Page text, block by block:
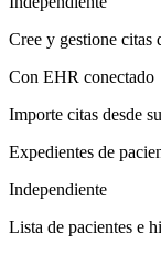
Cree y gestione citas
Con EHR conectado
Importe citas desde
Expedientes de
Independiente
Lista de pacientes e